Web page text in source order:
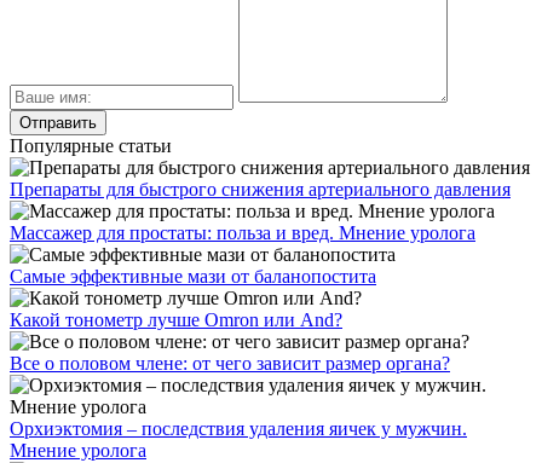
Популярные статьи
Препараты для быстрого снижения артериального давления
Массажер для простаты: польза и вред. Мнение уролога
Самые эффективные мази от баланопостита
Какой тонометр лучше Omron или And?
Все о половом члене: от чего зависит размер органа?
Орхиэктомия – последствия удаления яичек у мужчин.
Мнение уролога